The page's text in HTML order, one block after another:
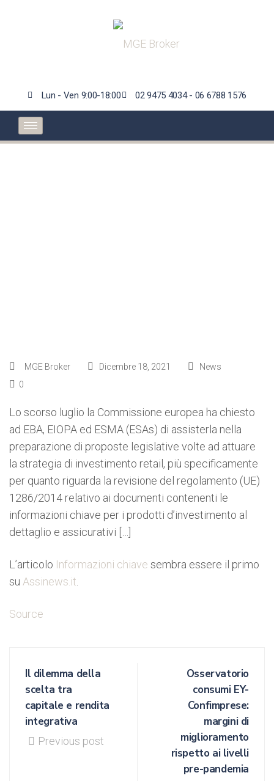
Lun - Ven 9:00-18:00 02 9475 4034 - 06 6788 1576
MGE Broker Dicembre 18, 2021
News
0
Lo scorso luglio la Commissione europea ha chiesto
ad EBA, EIOPA ed ESMA (ESAs) di assisterla nella
preparazione di proposte legislative volte ad attuare
la strategia di investimento retail, più specificamente
per quanto riguarda la revisione del regolamento (UE)
1286/2014 relativo ai documenti contenenti le
informazioni chiave per i prodotti d’investimento al
dettaglio e assicurativi […]
L’articolo Informazioni chiave sembra essere il primo
su Assinews.it
Source
Il dilemma della
scelta tra
capitale e rendita
integrativa
Previous post
Osservatorio
consumi EY-
Confimprese:
margini di
miglioramento
rispetto ai livelli
pre-pandemia